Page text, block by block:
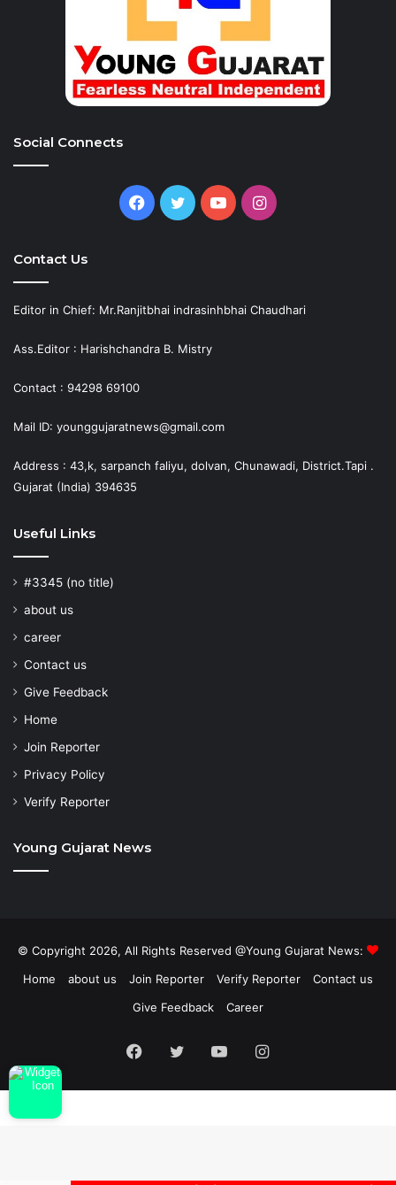
Social Connects
Facebook
TwitterYouTubeInstagram
Contact Us
Editor in Chief: Mr.Ranjitbhai indrasinhbhai Chaudhari
Ass.Editor : Harishchandra B. Mistry
Contact : 94298 69100
Mail ID: younggujaratnews@gmail.com
Address : 43,k, sarpanch faliyu, dolvan, Chunawadi, District.Tapi .
Gujarat (India) 394635
Useful Links
#3345 (no title)
about us
career
Contact us
Give Feedback
Home
Join Reporter
Privacy Policy
Verify Reporter
Young Gujarat News
© Copyright 2026, All Rights Reserved @Young Gujarat News:
Home
about us Join Reporter Verify Reporter
Contact us
Give Feedback
Career
Facebook
TwitterYouTubeInstagram